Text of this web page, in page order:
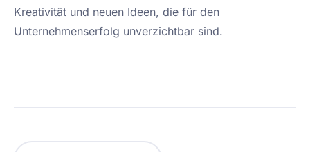
Kreativität und neuen Ideen, die für den
Unternehmenserfolg unverzichtbar sind.